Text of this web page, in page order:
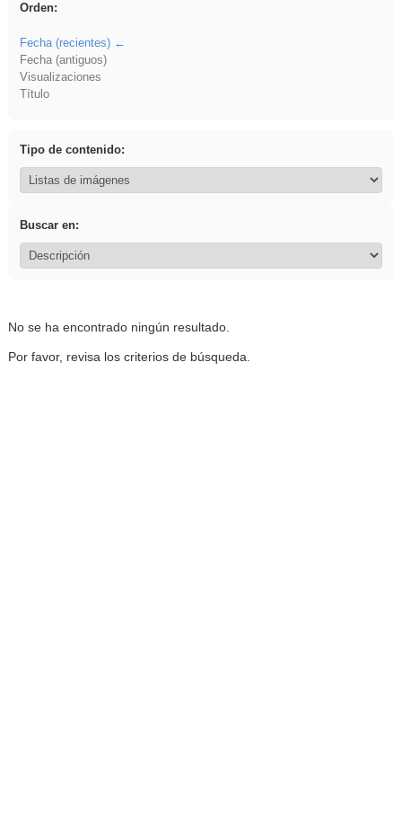
Orden:
Fecha (recientes)
Fecha (antiguos)
Visualizaciones
Título
Tipo de contenido:
Buscar en:
No se ha encontrado ningún resultado.
Por favor, revisa los criterios de búsqueda.